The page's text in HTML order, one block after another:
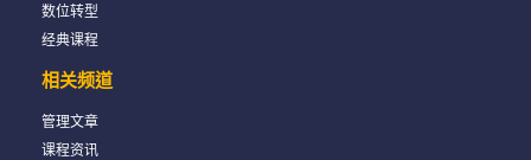
数位转型
经典课程
相关频道
管理文章
课程资讯